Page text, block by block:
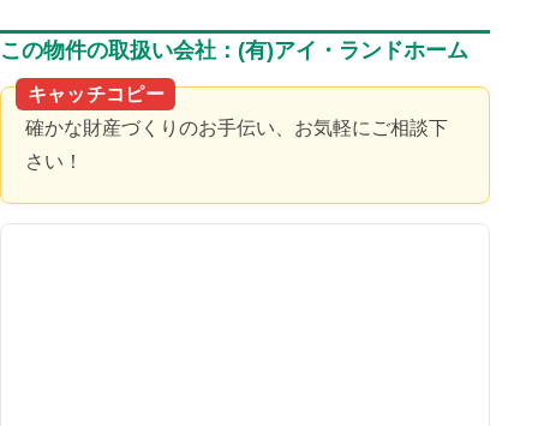
この物件の取扱い会社：(有)アイ・ランドホーム
キャッチコピー
確かな財産づくりのお手伝い、お気軽にご相談下
さい！